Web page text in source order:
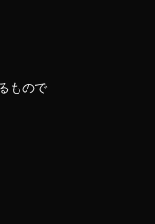
もので